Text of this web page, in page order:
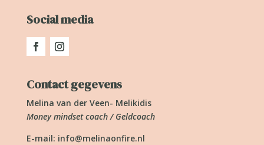
Social media
Contact gegevens
Melina van der Veen- Melikidis
Money mindset coach / Geldcoach
E-mail: info@melinaonfire.nl